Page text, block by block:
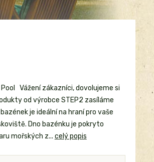
Vážení zákazníci, dovolujeme si
od výrobce STEP2 zasíláme
je ideální na hraní pro vaše
Dno bazénku je pokryto
mořských z... celý popis